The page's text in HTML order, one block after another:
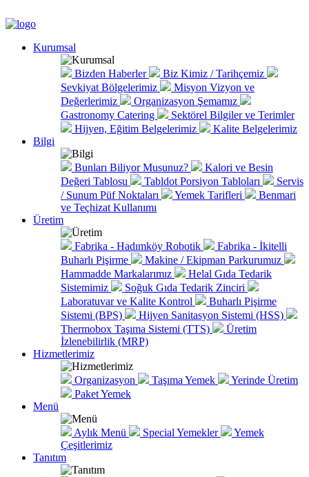
Kurumsal
Bizden Haberler
Biz Kimiz / Tarihçemiz
Sevkiyat Bölgelerimiz
Misyon Vizyon ve
Değerlerimiz
Organizasyon Şemamız
Gastronomy Catering
Sektörel Bilgiler ve Terimler
Hijyen, Eğitim Belgelerimiz
Kalite Belgelerimiz
Bilgi
Bunları Biliyor Musunuz?
Kalori ve Besin
Değeri Tablosu
Tabldot Porsiyon Tabloları
Servis
/ Sunum Püf Noktaları
Yemek Tarifleri
Benmari
ve Teçhizat Kullanımı
Üretim
Fabrika - Hadımköy Robotik
Fabrika - İkitelli
Buharlı Pişirme
Makine / Ekipman Parkurumuz
Hammadde Markalarımız
Helal Gıda Tedarik
Sistemimiz
Soğuk Gıda Tedarik Zinciri
Laboratuvar ve Kalite Kontrol
Buharlı Pişirme
Sistemi (BPS)
Hijyen Sanitasyon Sistemi (HSS)
Thermobox Taşıma Sistemi (TTS)
Üretim
İzlenebilirlik (MRP)
Hizmetlerimiz
Organizasyon Taşıma Yemek
Yerinde Üretim
Paket Yemek
Menü
Aylık Menü Special Yemekler
Yemek
Çeşitlerimiz
Tanıtım